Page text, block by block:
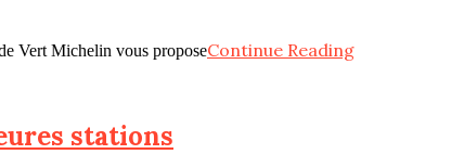
Vert Michelin vous proposeContinue Reading
stations